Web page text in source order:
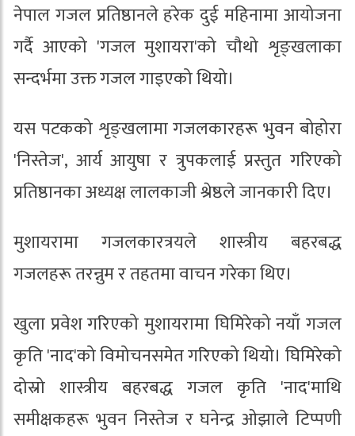
नेपाल गजल प्रतिष्ठानले हरेक दुई महिनामा आयोजना
गर्दै आएको 'गजल मुशायरा'को चौथो शृङ्खलाका
सन्दर्भमा उक्त गजल गाइएको थियो।
यस पटकको शृङ्खलामा गजलकारहरू भुवन बोहोरा
'निस्तेज', आर्य आयुषा र त्रुपकलाई प्रस्तुत गरिएको
प्रतिष्ठानका अध्यक्ष लालकाजी श्रेष्ठले जानकारी दिए।
मुशायरामा गजलकारत्रयले शास्त्रीय बहरबद्ध
गजलहरू तरन्नुम र तहतमा वाचन गरेका थिए।
खुला प्रवेश गरिएको मुशायरामा घिमिरेको नयाँ गजल
कृति 'नाद'को विमोचनसमेत गरिएको थियो। घिमिरेको
दोस्रो शास्त्रीय बहरबद्ध गजल कृति 'नाद'माथि
समीक्षकहरू भुवन निस्तेज र घनेन्द्र ओझाले टिप्पणी